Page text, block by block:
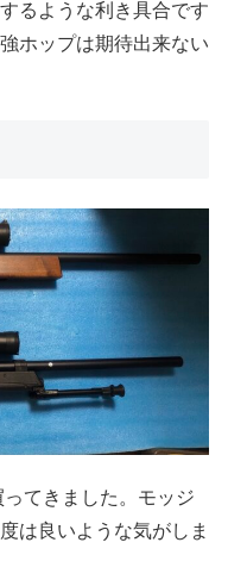
るような利き具合です
ホップは期待出来ない
てきました。モッジ
は良いような気がしま